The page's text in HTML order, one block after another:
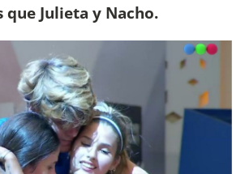
Julieta y Nacho.